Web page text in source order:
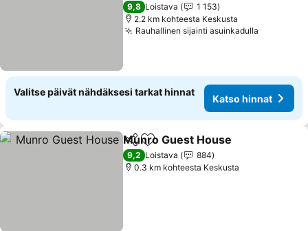
9,8 Loistava
1 153
2.2 km kohteesta Keskusta
Rauhallinen sijainti asuinkadulla
Valitse päivät nähdäksesi tarkat hinnat
Katso hinnat
Jaa Lisää suosikkeihin
Munro Guest House
9,2 Loistava
884
0.3 km kohteesta Keskusta